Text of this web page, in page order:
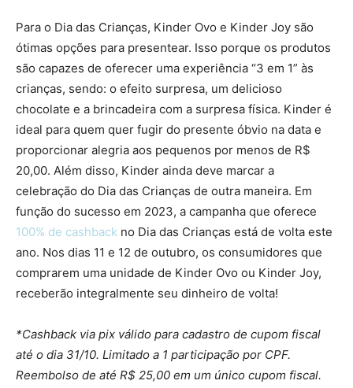
Para o Dia das Crianças, Kinder Ovo e Kinder Joy são
ótimas opções para presentear. Isso porque os produtos
são capazes de oferecer uma experiência “3 em 1” às
crianças, sendo: o efeito surpresa, um delicioso
chocolate e a brincadeira com a surpresa física. Kinder é
ideal para quem quer fugir do presente óbvio na data e
proporcionar alegria aos pequenos por menos de R$
20,00. Além disso, Kinder ainda deve marcar a
celebração do Dia das Crianças de outra maneira. Em
função do sucesso em 2023, a campanha que oferece
100% de cashback no Dia das Crianças está de volta este
ano. Nos dias 11 e 12 de outubro, os consumidores que
comprarem uma unidade de Kinder Ovo ou Kinder Joy,
receberão integralmente seu dinheiro de volta!
*Cashback via pix válido para cadastro de cupom fiscal
até o dia 31/10. Limitado a 1 participação por CPF.
Reembolso de até R$ 25,00 em um único cupom fiscal.